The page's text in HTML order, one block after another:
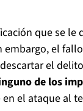
que se le
el
el
de los
en el ataque al